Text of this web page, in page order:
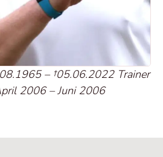
– †05.06.2022 Trainer
2006 – Juni 2006